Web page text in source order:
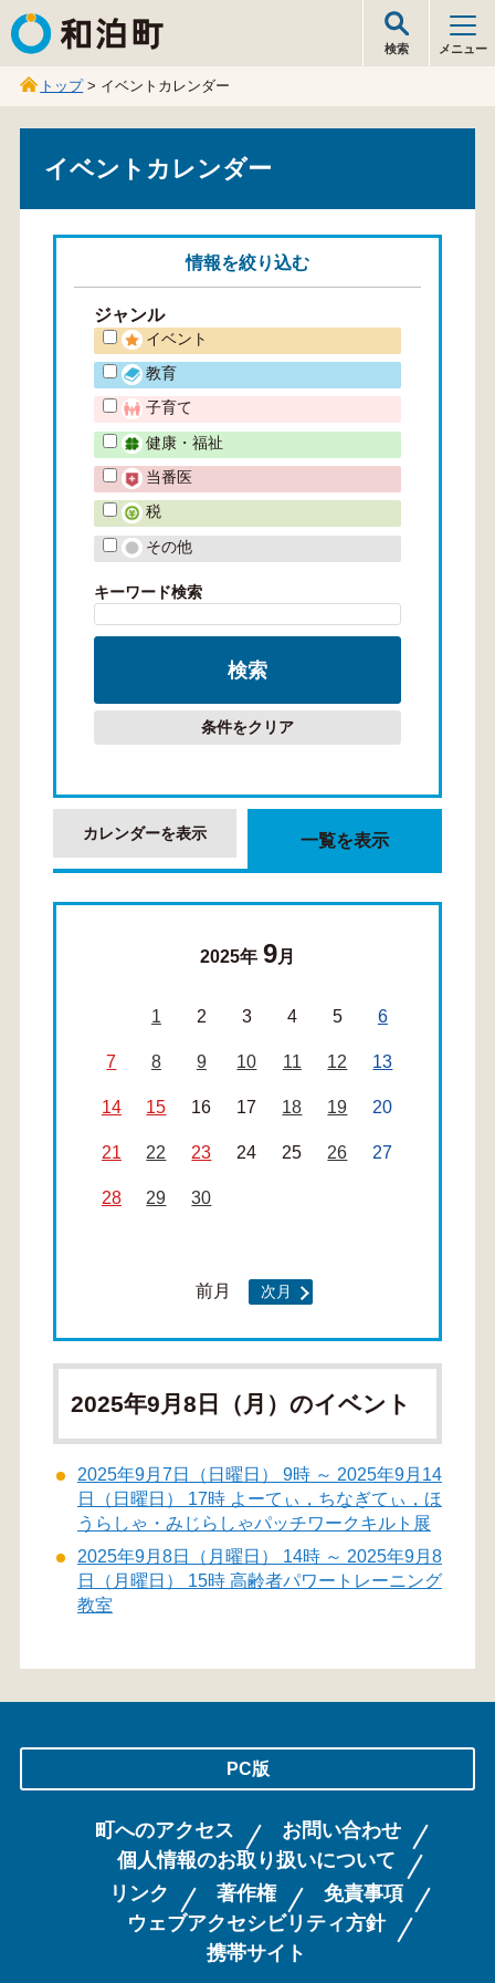
和泊町
検索 メニュー
トップ> イベントカレンダー
イベントカレンダー
情報を絞り込む
ジャンル
イベント
教育
子育て
健康・福祉
当番医
税
その他
キーワード検索
条件をクリア
カレンダーを表示 一覧を表示
2025年 9月
1 2 3 4 5 6
7 8 9 10 11 12 13
14 15 16 17 18 19 20
21 22 23 24 25 26 27
28 29 30
前月 次月
2025年9月8日（月）のイベント
2025年9月7日（日曜日） 9時 ～ 2025年9月14
日（日曜日） 17時 よーてぃ，ちなぎてぃ，ほ
うらしゃ・みじらしゃパッチワークキルト展
2025年9月8日（月曜日） 14時 ～ 2025年9月8
日（月曜日） 15時 高齢者パワートレーニング
教室
PC版
町へのアクセス
お問い合わせ
個人情報のお取り扱いについて
リンク
著作権
免責事項
ウェブアクセシビリティ方針
携帯サイト